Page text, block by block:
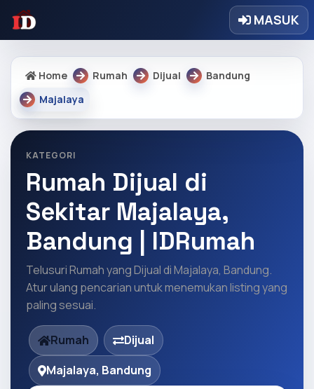
MASUK
Home Rumah Dijual
Bandung
Majalaya
KATEGORI
Rumah Dijual di
Sekitar Majalaya,
Bandung | IDRumah
Telusuri Rumah yang Dijual di Majalaya, Bandung.
Atur ulang pencarian untuk menemukan listing yang
paling sesuai.
Rumah
Dijual
Majalaya, Bandung